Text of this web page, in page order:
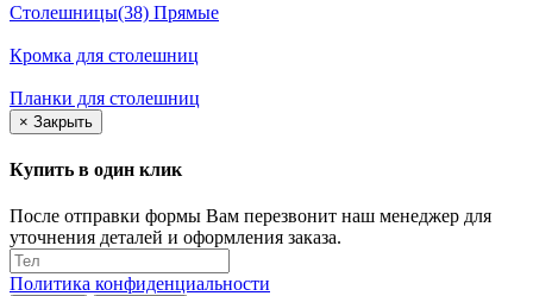
Столешницы(38) Прямые
Кромка для столешниц
Планки для столешниц
× Закрыть
Купить в один клик
После отправки формы Вам перезвонит наш менеджер для
уточнения деталей и оформления заказа.
Политика конфиденциальности